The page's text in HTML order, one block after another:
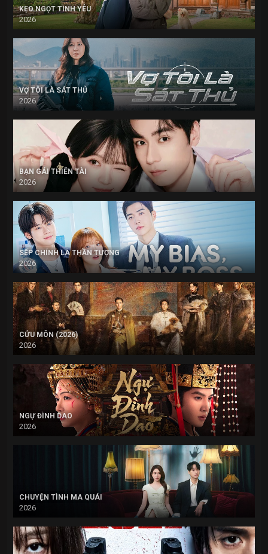
KẸO NGỌT TÌNH YÊU
2026
VỢ TÔI LÀ SÁT THỦ
2026
BẠN GÁI THIÊN TÀI
2026
SẾP CHÍNH LÀ THẦN TƯỢNG
2026
CỬU MÔN (2026)
2026
NGỰ ĐÌNH DAO
2026
CHUYỆN TÌNH MA QUÁI
2026